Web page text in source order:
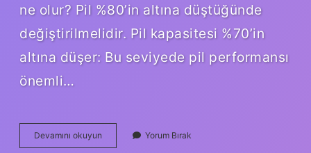
ne olur? Pil %80’in altına düştüğünde
değiştirilmelidir. Pil kapasitesi %70’in
altına düşer: Bu seviyede pil performansı
önemli…
Devamını okuyun
Sağlığı
Yorum Bırak